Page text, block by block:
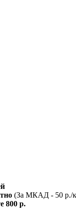
(За МКАД - 50 р./
800 р.